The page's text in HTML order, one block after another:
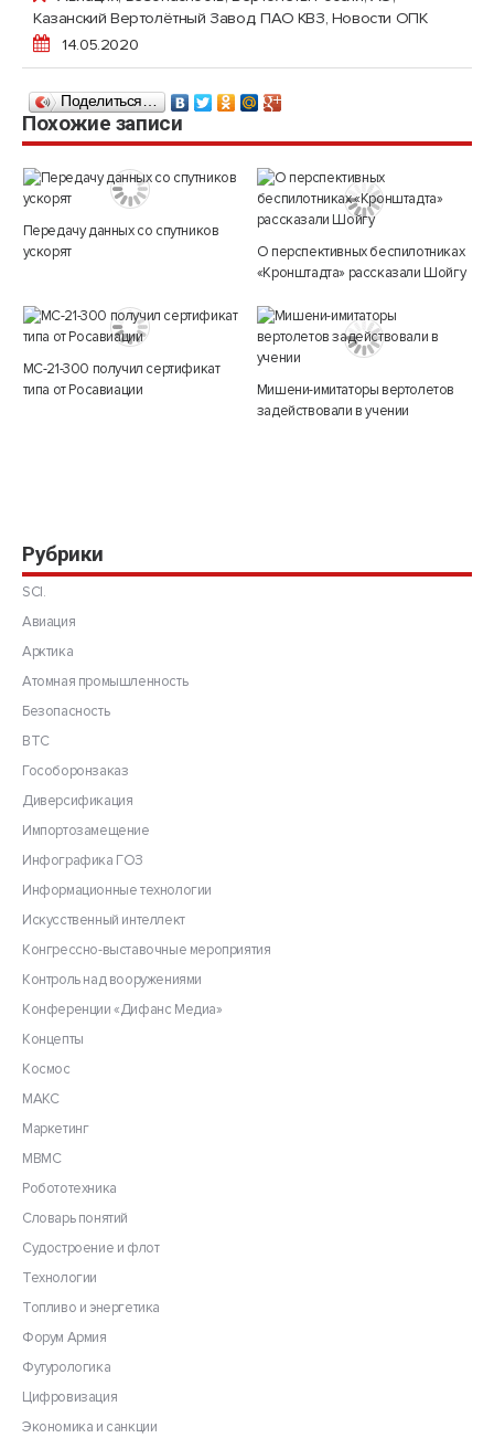
Казанский Вертолётный Завод, ПАО КВЗ, Новости ОПК
14.05.2020
Поделиться…
Похожие записи
Передачу данных со спутников
ускорят
О перспективных беспилотниках
«Кронштадта» рассказали Шойгу
МС-21-300 получил сертификат
типа от Росавиации
Мишени-имитаторы вертолетов
задействовали в учении
Рубрики
SCI.
Авиация
Арктика
Атомная промышленность
Безопасность
ВТС
Гособоронзаказ
Диверсификация
Импортозамещение
Инфографика ГОЗ
Информационные технологии
Искусственный интеллект
Конгрессно-выставочные мероприятия
Контроль над вооружениями
Конференции «Дифанс Медиа»
Концепты
Космос
МАКС
Маркетинг
МВМС
Робототехника
Словарь понятий
Судостроение и флот
Технологии
Топливо и энергетика
Форум Армия
Футурологика
Цифровизация
Экономика и санкции